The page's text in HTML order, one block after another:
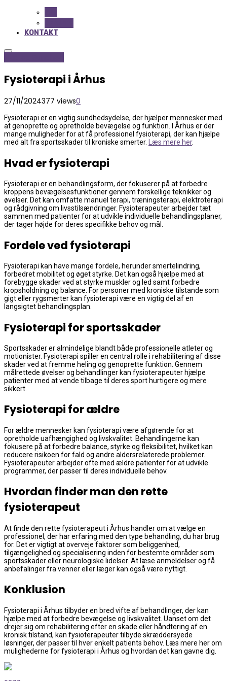
KONTAKT
Fysioterapi i Århus
27/11/2024377 views0
Fysioterapi er en vigtig sundhedsydelse, der hjælper mennesker med
at genoprette og opretholde bevægelse og funktion. I Århus er der
mange muligheder for at få professionel fysioterapi, der kan hjælpe
med alt fra sportsskader til kroniske smerter. Læs mere her.
Hvad er fysioterapi
Fysioterapi er en behandlingsform, der fokuserer på at forbedre
kroppens bevægelsesfunktioner gennem forskellige teknikker og
øvelser. Det kan omfatte manuel terapi, træningsterapi, elektroterapi
og rådgivning om livsstilsændringer. Fysioterapeuter arbejder tæt
sammen med patienter for at udvikle individuelle behandlingsplaner,
der tager højde for deres specifikke behov og mål.
Fordele ved fysioterapi
Fysioterapi kan have mange fordele, herunder smertelindring,
forbedret mobilitet og øget styrke. Det kan også hjælpe med at
forebygge skader ved at styrke muskler og led samt forbedre
kropsholdning og balance. For personer med kroniske tilstande som
gigt eller rygsmerter kan fysioterapi være en vigtig del af en
langsigtet behandlingsplan.
Fysioterapi for sportsskader
Sportsskader er almindelige blandt både professionelle atleter og
motionister. Fysioterapi spiller en central rolle i rehabilitering af disse
skader ved at fremme heling og genoprette funktion. Gennem
målrettede øvelser og behandlinger kan fysioterapeuter hjælpe
patienter med at vende tilbage til deres sport hurtigere og mere
sikkert.
Fysioterapi for ældre
For ældre mennesker kan fysioterapi være afgørende for at
opretholde uafhængighed og livskvalitet. Behandlingerne kan
fokusere på at forbedre balance, styrke og fleksibilitet, hvilket kan
reducere risikoen for fald og andre aldersrelaterede problemer.
Fysioterapeuter arbejder ofte med ældre patienter for at udvikle
programmer, der passer til deres individuelle behov.
Hvordan finder man den rette
fysioterapeut
At finde den rette fysioterapeut i Århus handler om at vælge en
professionel, der har erfaring med den type behandling, du har brug
for. Det er vigtigt at overveje faktorer som beliggenhed,
tilgængelighed og specialisering inden for bestemte områder som
sportsskader eller neurologiske lidelser. At læse anmeldelser og få
anbefalinger fra venner eller læger kan også være nyttigt.
Konklusion
Fysioterapi i Århus tilbyder en bred vifte af behandlinger, der kan
hjælpe med at forbedre bevægelse og livskvalitet. Uanset om det
drejer sig om rehabilitering efter en skade eller håndtering af en
kronisk tilstand, kan fysioterapeuter tilbyde skræddersyede
løsninger, der passer til hver enkelt patients behov. Læs mere her om
mulighederne for fysioterapi i Århus og hvordan det kan gavne dig.